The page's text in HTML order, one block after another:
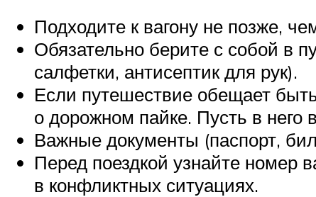
Подходите к вагону не позже,
Обязательно берите с собой в
салфетки, антисептик для рук).
Если путешествие обещает
о дорожном пайке. Пусть в него
Важные документы (паспорт,
Перед поездкой узнайте номер
в конфликтных ситуациях.